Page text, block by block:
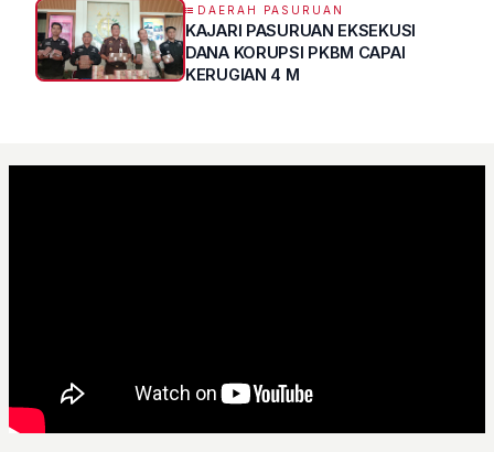
DAERAH PASURUAN
KAJARI PASURUAN EKSEKUSI
DANA KORUPSI PKBM CAPAI
KERUGIAN 4 M